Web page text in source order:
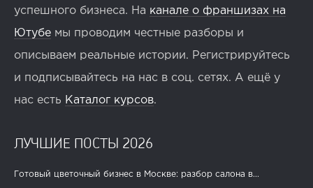
успешного бизнеса. На канале о франшизах на
Ютубе мы проводим честные разборы и
описываем реальные истории. Регистрируйтесь
и подписывайтесь на нас в соц. сетях. А ещё у
нас есть Каталог курсов.
ЛУЧШИЕ ПОСТЫ 2026
Готовый цветочный бизнес в Москве: разбор салона в...